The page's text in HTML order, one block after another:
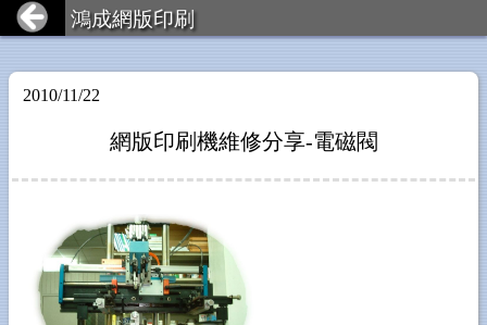
鴻成網版印刷
2010/11/22
網版印刷機維修分享-電磁閥